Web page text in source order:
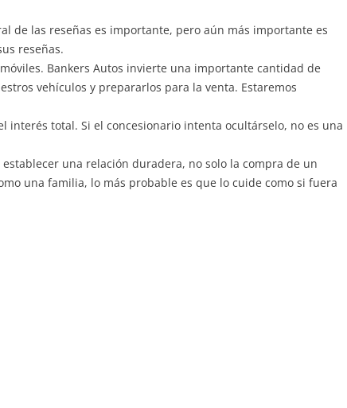
de las reseñas es importante, pero aún más importante es
reseñas.
Bankers Autos invierte una importante cantidad de
vehículos y prepararlos para la venta. Estaremos
interés total. Si el concesionario intenta ocultárselo, no es una
una relación duradera, no solo la compra de un
una familia, lo más probable es que lo cuide como si fuera